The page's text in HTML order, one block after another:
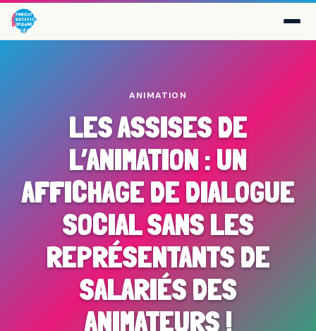
ANIMATION
LES ASSISES DE
L’ANIMATION : UN
AFFICHAGE DE DIALOGUE
SOCIAL SANS LES
REPRÉSENTANTS DE
SALARIÉS DES
ANIMATEURS !